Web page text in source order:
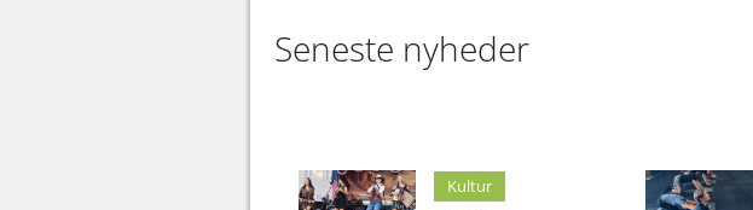
Seneste nyheder
Kultur